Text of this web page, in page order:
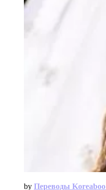
by Переводы Koreaboo